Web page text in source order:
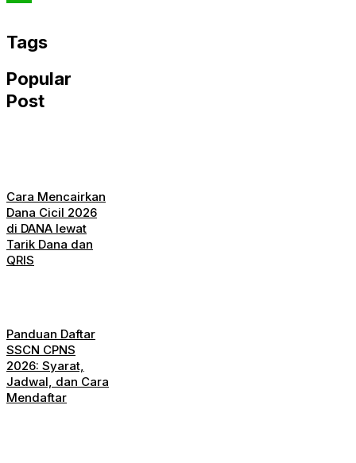
Tags
Popular
Post
Cara Mencairkan
Dana Cicil 2026
di DANA lewat
Tarik Dana dan
QRIS
Panduan Daftar
SSCN CPNS
2026: Syarat,
Jadwal, dan Cara
Mendaftar